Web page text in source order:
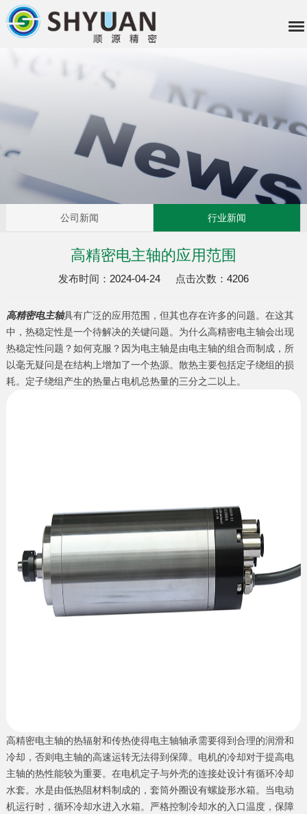
公司新闻 行业新闻
高精密电主轴的应用范围
发布时间： 2024-04-24 点击次数： 4206
高精密电主轴具有广泛的应用范围，但其也存在许多的问题。在这其
中，热稳定性是一个待解决的关键问题。为什么高精密电主轴会出现
热稳定性问题？如何克服？因为电主轴是由电主轴的组合而制成，所
以毫无疑问是在结构上增加了一个热源。散热主要包括定子绕组的损
耗。定子绕组产生的热量占电机总热量的三分之二以上。
高精密电主轴的热辐射和传热使得电主轴轴承需要得到合理的润滑和
冷却，否则电主轴的高速运转无法得到保障。电机的冷却对于提高电
主轴的热性能较为重要。在电机定子与外壳的连接处设计有循环冷却
水套。水是由低热阻材料制成的，套筒外圈设有螺旋形水箱。当电动
机运行时，循环冷却水进入水箱。严格控制冷却水的入口温度，保障